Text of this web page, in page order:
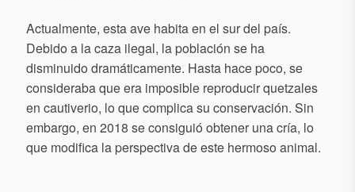
Actualmente, esta ave habita en el sur del país.
Debido a la caza ilegal, la población se ha
disminuido dramáticamente. Hasta hace poco, se
consideraba que era imposible reproducir quetzales
en cautiverio, lo que complica su conservación. Sin
embargo, en 2018 se consiguió obtener una cría, lo
que modifica la perspectiva de este hermoso animal.